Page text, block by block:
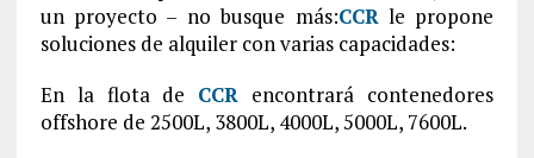
un proyecto – no busque más:CCRle propone
soluciones de alquiler con varias capacidades:
En la flota de CCR encontrará contenedores
offshore de 2500L, 3800L, 4000L, 5000L, 7600L.